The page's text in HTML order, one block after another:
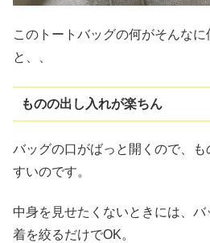
このトートバッグの何がそんな
と、、
ものの出し入れが楽ちん
バッグの口がばっと開くので、
すいのです。
中身を見せたくないときには、
着を絞るだけでOK。